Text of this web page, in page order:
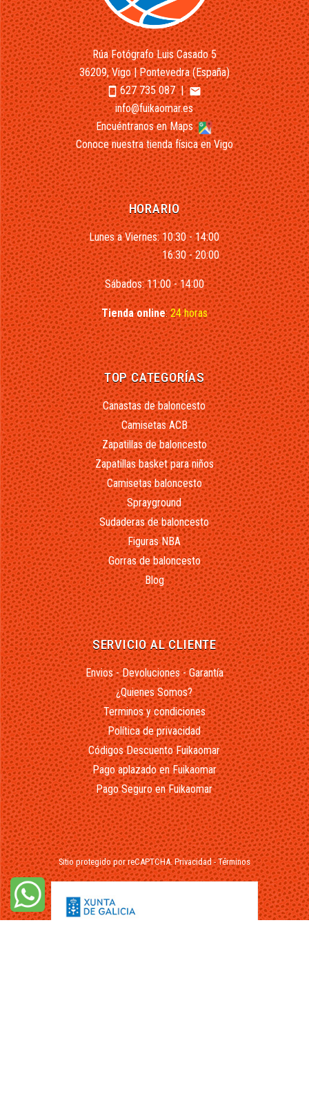
Rúa Fotógrafo Luis Casado 5
36209, Vigo | Pontevedra (España)
smartphone627 735 087|email
info@fuikaomar.es
Encuéntranos en Maps
Conoce nuestra tienda física en Vigo
HORARIO
Lunes a Viernes: 10:30 - 14:00
16:30 - 20:00
Sábados: 11:00 - 14:00
Tienda online:24 horas
TOP CATEGORÍAS
Canastas de baloncesto
Camisetas ACB
Zapatillas de baloncesto
Zapatillas basket para niños
Camisetas baloncesto
Sprayground
Sudaderas de baloncesto
Figuras NBA
Gorras de baloncesto
Blog
SERVICIO AL CLIENTE
Envios - Devoluciones - Garantía
¿Quienes Somos?
Terminos y condiciones
Política de privacidad
Códigos Descuento Fuikaomar
Pago aplazado en Fuikaomar
Pago Seguro en Fuikaomar
Sitio protegido por reCAPTCHA.Privacidad-Términos